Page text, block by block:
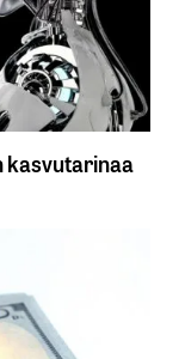
kasvutarinaa